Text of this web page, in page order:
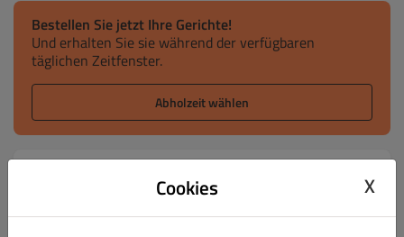
Bestellen Sie jetzt Ihre Gerichte!
Und erhalten Sie sie während der verfügbaren
täglichen Zeitfenster.
Abholzeit wählen
Cookies X